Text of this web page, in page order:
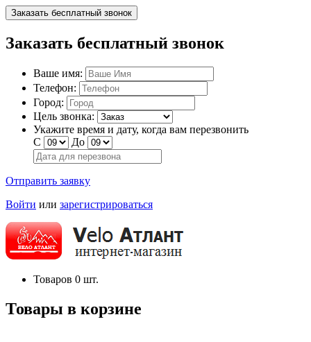
Заказать бесплатный звонок
Заказать бесплатный звонок
Ваше имя:
Телефон:
Город:
Цель звонка:
Укажите время и дату, когда вам перезвонить
С
До
Отправить заявку
Войти или зарегистрироваться
Товаров 0 шт.
Товары в корзине